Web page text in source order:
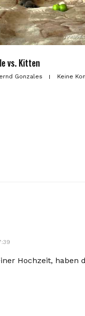
vs. Kitten
Gonzales Keine
Hochzeit, haben